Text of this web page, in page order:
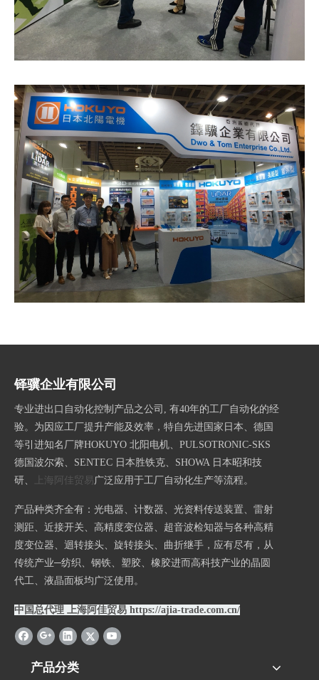
铎骥企业有限公司
专业进出口自动化控制产品之公司, 有40年的工厂自动化的经
验。为因应工厂提升产能及效率，特自先进国家日本、德国
等引进知名厂牌HOKUYO 北阳电机、PULSOTRONIC-SKS
德国波尔索、SENTEC 日本胜铁克、SHOWA 日本昭和技
研、
上海阿佳贸易广泛应用于工厂自动化生产等流程。
产品种类齐全有：光电器、计数器、光资料传送装置、雷射
测距、近接开关、高精度变位器、超音波检知器与各种高精
度变位器、迴转接头、旋转接头、曲折继手，应有尽有，从
传统产业─纺织、钢铁、塑胶、橡胶进而高科技产业的晶圆
代工、液晶面板均广泛使用。
中国总代理 上海阿佳贸易 https://ajia-trade.com.cn/
产品分类